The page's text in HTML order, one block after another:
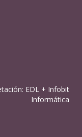
EDL + Infobit
Informática